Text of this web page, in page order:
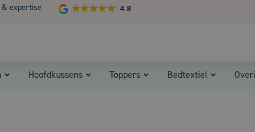
expertise 4.8
Koopzondag 29 maart in Bladel van 13.00 - 17.00
Hoofdkussens Toppers Bedtextiel